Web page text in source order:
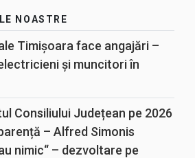
NOASTRE
Timișoara face angajări –
și muncitori în
Consiliului Județean pe 2026
– Alfred Simonis
nimic“ – dezvoltare pe